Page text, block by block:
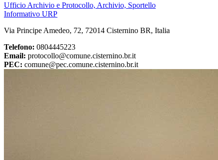
Ufficio Archivio e Protocollo, Archivio, Sportello
Informativo URP
Via Principe Amedeo, 72, 72014 Cisternino BR, Italia
Telefono: 0804445223
Email: protocollo@comune.cisternino.br.it
PEC: comune@pec.comune.cisternino.br.it